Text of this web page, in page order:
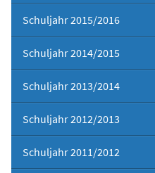
Schuljahr 2015/2016
Schuljahr 2014/2015
Schuljahr 2013/2014
Schuljahr 2012/2013
Schuljahr 2011/2012